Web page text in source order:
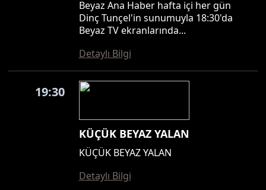
Beyaz Ana Haber hafta içi her gün
Dinç Tunçel'in sunumuyla 18:30'da
Beyaz TV ekranlarında...
Detaylı Bilgi
19:30
KÜÇÜK BEYAZ YALAN
KÜÇÜK BEYAZ YALAN
Detaylı Bilgi